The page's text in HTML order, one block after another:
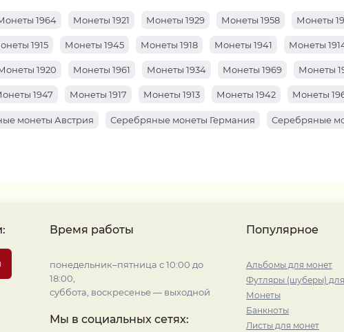
1964 Монеты 1921 Монеты 1929 Монеты 1958 Монеты
1915 Монеты 1945 Монеты 1918 Монеты 1941 Монеты
1920 Монеты 1961 Монеты 1934 Монеты 1969 Монеты
1947 Монеты 1917 Монеты 1913 Монеты 1942 Монеты
монеты Австрия Серебряные монеты Германия Серебряные
Время работы
понедельник–пятница с 10:00 до
18:00,
суббота, воскресенье — выходной
Мы в социальных сетях:
Популярное
Альбомы для монет
Футляры (шуберы)
Монеты
Банкноты
Листы для монет